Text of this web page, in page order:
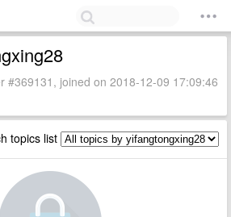
#369131, joined on 2018-12-09 17:09:46
topics list